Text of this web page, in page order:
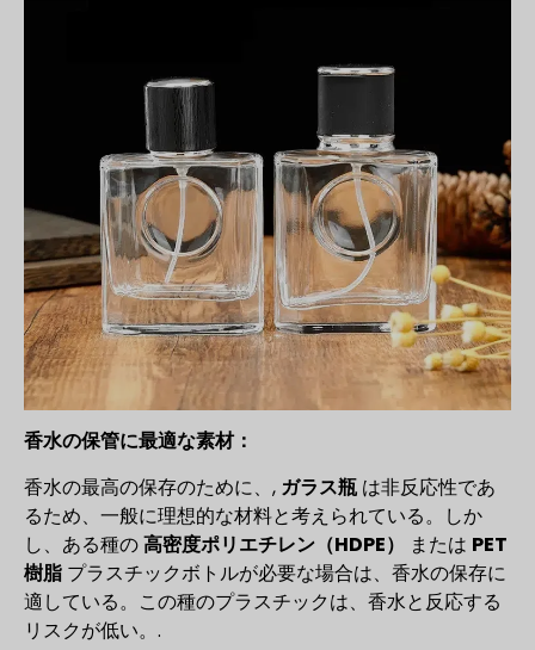
香水の保管に最適な素材：
香水の最高の保存のために、, ガラス瓶 は非反応性であ
るため、一般に理想的な材料と考えられている。しか
し、ある種の高密度ポリエチレン（HDPE） または PET
樹脂 プラスチックボトルが必要な場合は、香水の保存に
適している。この種のプラスチックは、香水と反応する
リスクが低い。.